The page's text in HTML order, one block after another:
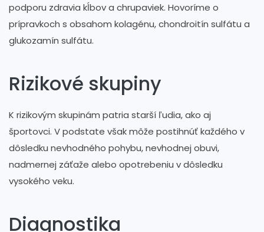
podporu zdravia kĺbov a chrupaviek. Hovoríme o
prípravkoch s obsahom kolagénu, chondroitín sulfátu a
glukozamín sulfátu.
Rizikové skupiny
K rizikovým skupinám patria starší ľudia, ako aj
športovci. V podstate však môže postihnúť každého v
dôsledku nevhodného pohybu, nevhodnej obuvi,
nadmernej záťaže alebo opotrebeniu v dôsledku
vysokého veku.
Diagnostika